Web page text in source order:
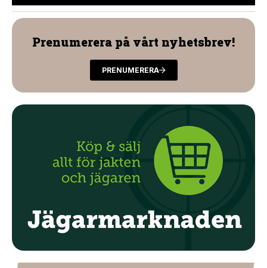
Prenumerera på vårt nyhetsbrev!
PRENUMERERA